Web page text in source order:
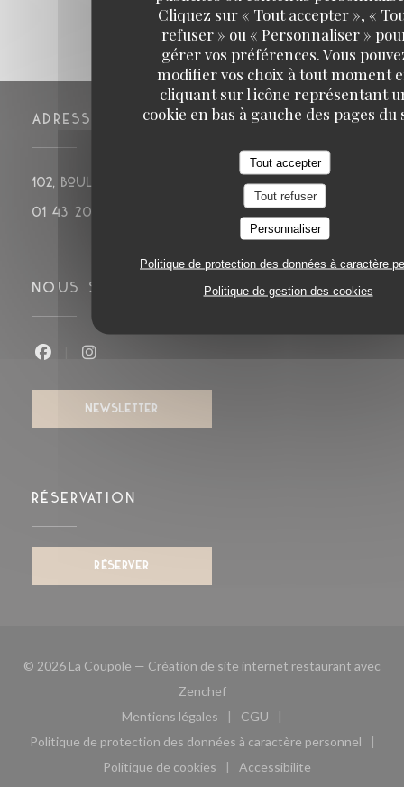
Cliquez sur « Tout accepter », «
refuser » ou « Personnaliser »
gérer vos préférences. Vous
modifier vos choix à tout moment
cliquant sur l'icône représentant
cookie en bas à gauche des pages du
Tout accepter
Tout refuser
Personnaliser
Politique de protection des données à caractère
Politique de gestion des cookies
ADRESSE
102, boulevard de Montparnasse 75014 PARIS
01 43 20 14 20
NOUS SUIVRE
NEWSLETTER
RÉSERVATION
RÉSERVER
© 2026 La Coupole — Création de site internet restaurant avec
Zenchef((ouvre une nouvelle fenêtre))
Mentions légales
((ouvre une nouvelle fenêtre))
CGU
((ouvre une nouvelle
Politique de protection des données à caractère personnel
((ouvre une nouvelle fenêtre))
Politique de cookies
((ouvre une nouvelle fenêtre))
Accessibilite